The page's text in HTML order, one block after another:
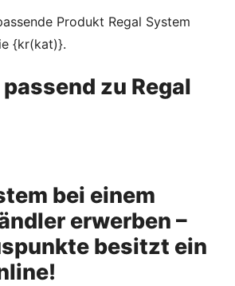
Produkt Regal System
{kr(kat)}.
zu Regal
bei einem
erwerben –
besitzt ein